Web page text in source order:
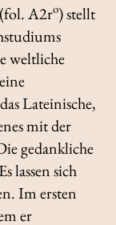
A2ro) stellt
weltliche
Lateinische,
mit der
gedankliche
lassen sich
Im ersten
er